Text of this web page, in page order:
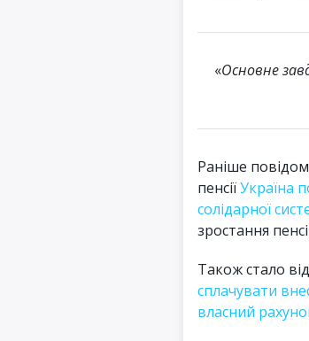
«Основне
Раніше
пенсіїУкраїна
солідарної
зростання
Також стало
сплачувати
власний